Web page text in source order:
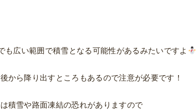
も広い範囲で積雪となる可能性があるみたいですよ
から降り出すところもあるので注意が必要です！
積雪や路面凍結の恐れがありますので